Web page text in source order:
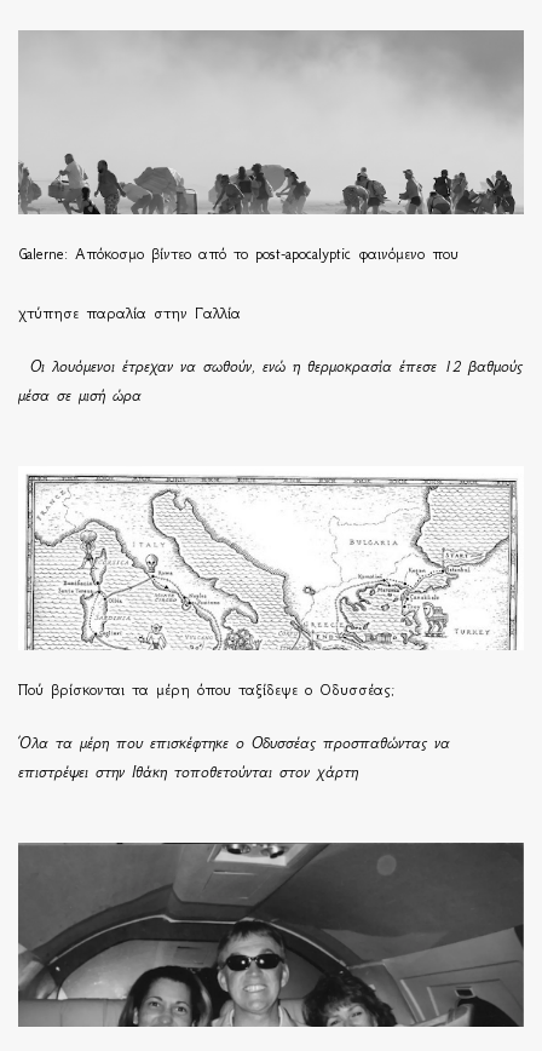
Galerne: Απόκοσμο βίντεο από το post-apocalyptic φαινόμενο που
χτύπησε παραλία στην Γαλλία
Οι λουόμενοι έτρεχαν να σωθούν, ενώ η θερμοκρασία έπεσε 12 βαθμούς
μέσα σε μισή ώρα
Πού βρίσκονται τα μέρη όπου ταξίδεψε ο Οδυσσέας;
Όλα τα μέρη που επισκέφτηκε ο Οδυσσέας προσπαθώντας να
επιστρέψει στην Ιθάκη τοποθετούνται στον χάρτη